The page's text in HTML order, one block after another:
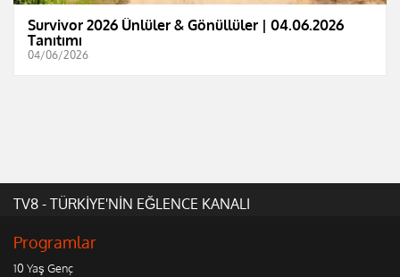
Survivor 2026 Ünlüler & Gönüllüler | 04.06.2026
Tanıtımı
04/06/2026
TV8 - TÜRKİYE'NİN EĞLENCE KANALI
Programlar
10 Yaş Genç